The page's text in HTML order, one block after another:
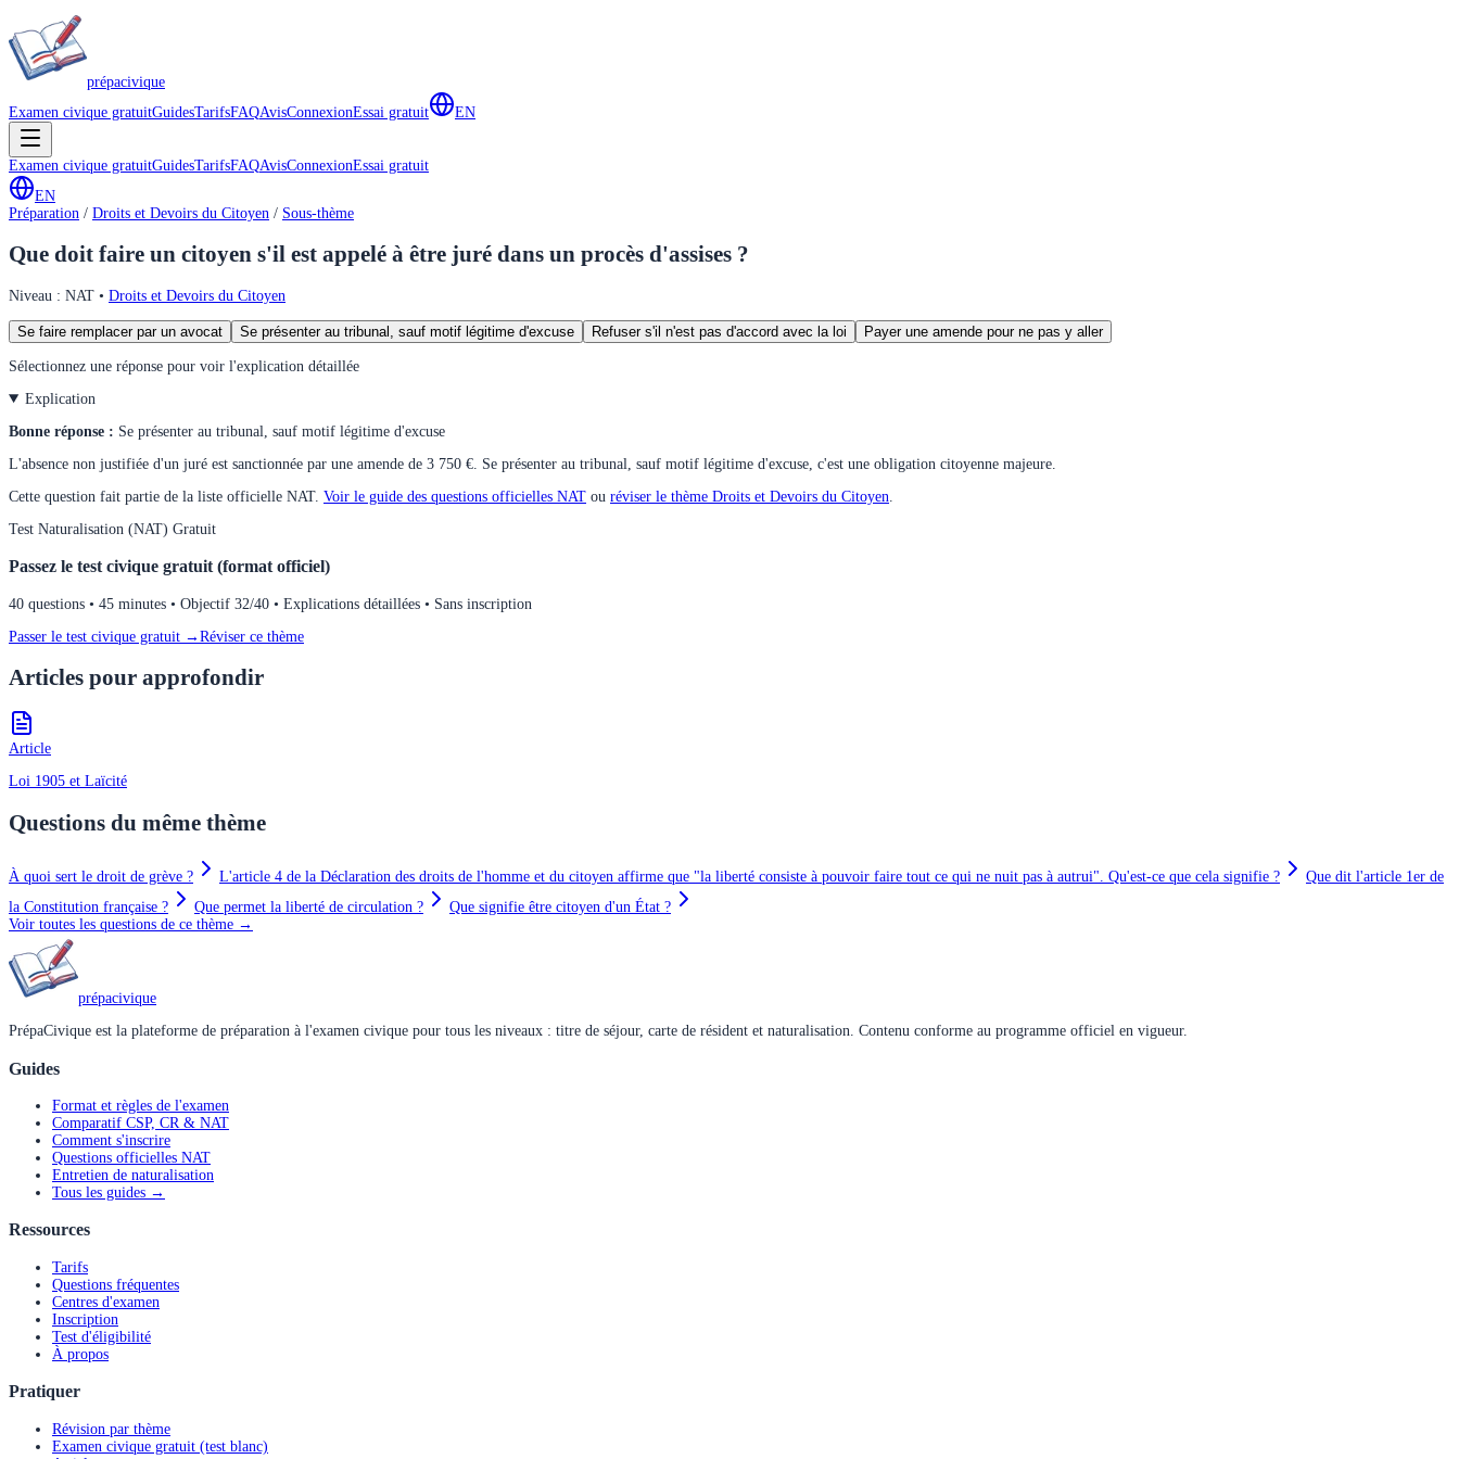
prépacivique
Examen civique gratuitGuidesTarifsFAQAvisConnexionEssai gratuit EN
Examen civique gratuitGuidesTarifsFAQAvisConnexionEssai gratuit
EN
Préparation / Droits et Devoirs du Citoyen / Sous-thème
Que doit faire un citoyen s'il est appelé à être juré dans un procès d'assises ?
Niveau : NAT • Droits et Devoirs du Citoyen
Se faire remplacer par un avocat Se présenter au tribunal, sauf motif légitime d'excuse Refuser s'il n'est pas d'accord avec la loi Payer une amende pour ne pas y aller
Sélectionnez une réponse pour voir l'explication détaillée
Explication
Bonne réponse : Se présenter au tribunal, sauf motif légitime d'excuse
L'absence non justifiée d'un juré est sanctionnée par une amende de 3 750 €. Se présenter au tribunal, sauf motif légitime d'excuse, c'est une obligation citoyenne majeure.
Cette question fait partie de la liste officielle NAT. Voir le guide des questions officielles NAT ou réviser le thème Droits et Devoirs du Citoyen
Test Naturalisation (NAT) Gratuit
Passez le test civique gratuit (format officiel)
40 questions • 45 minutes • Objectif 32/40 • Explications détaillées • Sans inscription
Passer le test civique gratuit → Réviser ce thème
Articles pour approfondir
Article
Loi 1905 et Laïcité
Questions du même thème
À quoi sert le droit de grève ? L'article 4 de la Déclaration des droits de l'homme et du citoyen affirme que "la liberté consiste à pouvoir faire tout ce qui ne nuit pas à autrui". Qu'est-ce que cela signifie ?
Que dit l'article 1er de
la Constitution française ?
Que permet la liberté de circulation ?
Que signifie être citoyen d'un État ?
Voir toutes les questions de ce thème →
prépacivique
PrépaCivique est la plateforme de préparation à l'examen civique pour tous les niveaux : titre de séjour, carte de résident et naturalisation. Contenu conforme au programme officiel en vigueur.
Guides
Format et règles de l'examen
Comparatif CSP, CR & NAT
Comment s'inscrire
Questions officielles NAT
Entretien de naturalisation
Tous les guides →
Ressources
Tarifs
Questions fréquentes
Centres d'examen
Inscription
Test d'éligibilité
À propos
Pratiquer
Révision par thème
Examen civique gratuit (test blanc)